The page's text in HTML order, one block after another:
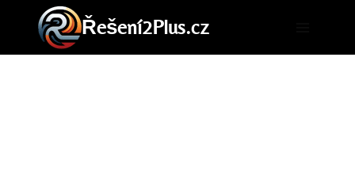
Přeskočit
obsah
Řešení2Plus.cz